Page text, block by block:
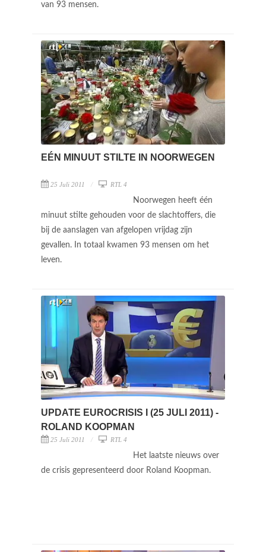
van 93 mensen.
EÉN MINUUT STILTE IN NOORWEGEN
25 Juli 2011 RTL 4
Noorwegen heeft één
minuut stilte gehouden voor de slachtoffers, die
bij de aanslagen van afgelopen vrijdag zijn
gevallen. In totaal kwamen 93 mensen om het
leven.
UPDATE EUROCRISIS I (25 JULI 2011) -
ROLAND KOOPMAN
25 Juli 2011 RTL 4
Het laatste nieuws over
de crisis gepresenteerd door Roland Koopman.